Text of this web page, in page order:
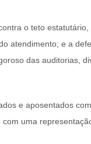
o teto
atendimento; e a
das auditorias,
e aposentados
uma